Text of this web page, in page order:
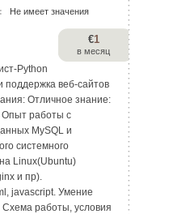
Не имеет значения
€1
в месяц
Python
поддержка веб-сайтов
Отличное знание:
Опыт работы с
MySQL и
системного
Linux(Ubuntu)
и пр).
javascript. Умение
Схема работы, условия